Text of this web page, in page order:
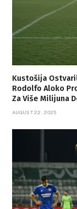
Kustošija
Rodolfo Aloko
Za Više Milijuna
AUGUST 22, 2025